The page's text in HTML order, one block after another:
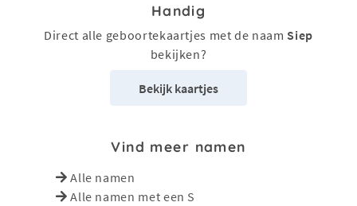
Handig
Direct alle geboortekaartjes met de naam Siep
bekijken?
Bekijk kaartjes
Vind meer namen
Alle namen
Alle namen met een S